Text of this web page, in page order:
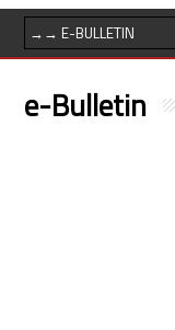
e-Bulletin